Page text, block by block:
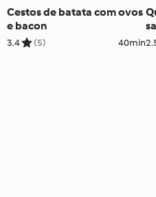
Cestos de batata com ovos
e bacon
3.4 (5) 40min